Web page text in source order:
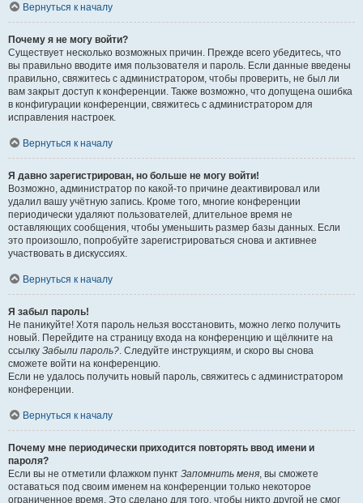
Вернуться к началу
Почему я не могу войти?
Существует несколько возможных причин. Прежде всего убедитесь, что
вы правильно вводите имя пользователя и пароль. Если данные введены
правильно, свяжитесь с администратором, чтобы проверить, не был ли
вам закрыт доступ к конференции. Также возможно, что допущена ошибка
в конфигурации конференции, свяжитесь с администратором для
исправления настроек.
Вернуться к началу
Я давно зарегистрирован, но больше не могу войти!
Возможно, администратор по какой-то причине деактивировал или
удалил вашу учётную запись. Кроме того, многие конференции
периодически удаляют пользователей, длительное время не
оставляющих сообщения, чтобы уменьшить размер базы данных. Если
это произошло, попробуйте зарегистрироваться снова и активнее
участвовать в дискуссиях.
Вернуться к началу
Я забыл пароль!
Не паникуйте! Хотя пароль нельзя восстановить, можно легко получить
новый. Перейдите на страницу входа на конференцию и щёлкните на
ссылку Забыли пароль?. Следуйте инструкциям, и скоро вы снова
сможете войти на конференцию.
Если не удалось получить новый пароль, свяжитесь с администратором
конференции.
Вернуться к началу
Почему мне периодически приходится повторять ввод имени и
пароля?
Если вы не отметили флажком пункт Запомнить меня, вы сможете
оставаться под своим именем на конференции только некоторое
ограниченное время. Это сделано для того, чтобы никто другой не смог